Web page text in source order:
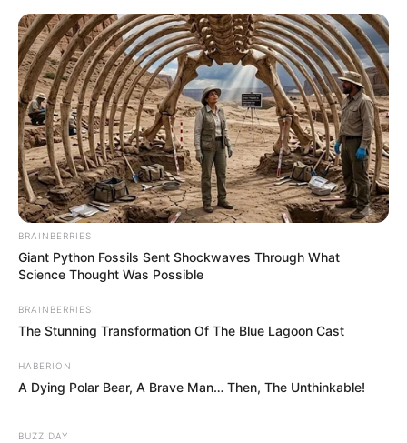
Post
navigation
Previous ArticlePrevious
article:
Magyar Péter újévi
beszéde: 2026-ban
arról kell döntenünk,
hogyan akarunk élni
Határozott,
konfliktusokat nyíltan
vállaló, ugyanakkor
történelmi
párhuzamokra épülő
újévi beszédet tartott
Magyar Péter, a Tisza
Párt elnöke, aki szerint
2026 nem egyszerűen
választás éve lesz,
Next Article
Mi köze a Fricska
együttesnek Tóth Gabi
válásához?
BRAINBERRIES
Giant Python Fossils Sent Shockwaves Through What
Science Thought Was Possible
BRAINBERRIES
The Stunning Transformation Of The Blue Lagoon Cast
HABERION
A Dying Polar Bear, A Brave Man… Then, The Unthinkable!
BUZZ DAY